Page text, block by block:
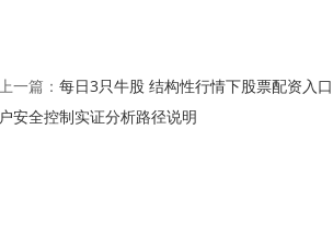
上一篇： 每日3只牛股 结构性行情下股票配资入
户安全控制实证分析路径说明